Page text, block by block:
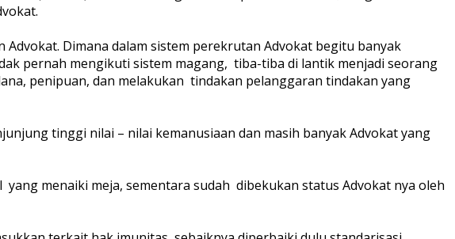
Dimana dalam sistem perekrutan Advokat begitu banyak
pernah mengikuti sistem magang, tiba-tiba di lantik menjadi seorang
penipuan, dan melakukan tindakan pelanggaran tindakan yang
tinggi nilai – nilai kemanusiaan dan masih banyak Advokat yang
menaiki meja, sementara sudah dibekukan status Advokat nya oleh